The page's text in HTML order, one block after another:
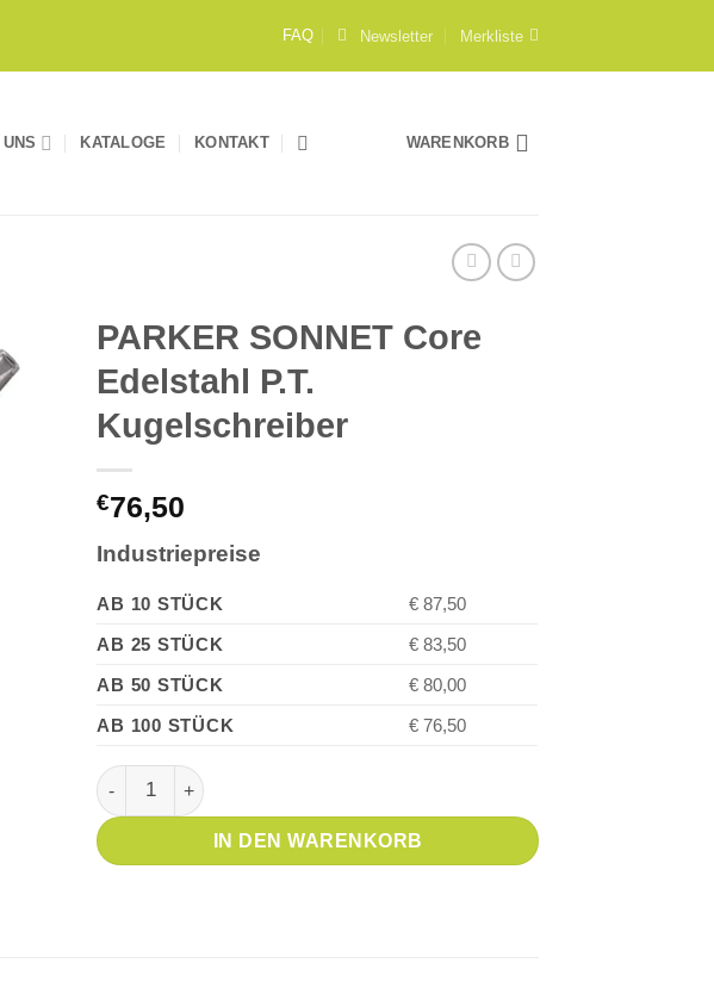
FAQ Newsletter Merkliste
KATALOGE KONTAKT WARENKORB
die
PARKER SONNET Core
Edelstahl P.T.
Kugelschreiber
€76,50
Industriepreise
AB 10 STÜCK
€ 87,50
AB 25 STÜCK
€ 83,50
AB 50 STÜCK
€ 80,00
AB 100 STÜCK
€ 76,50
PARKER SONNET Core Edelstahl P.T. Kugelschreiber Menge
IN DEN WARENKORB